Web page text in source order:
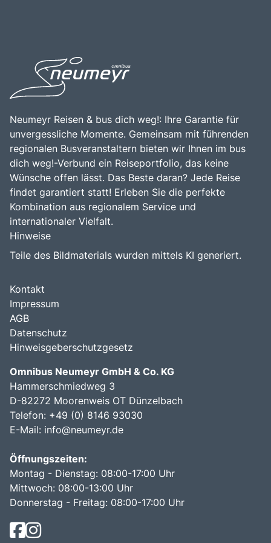
Kombination aus Kunst, Natur und interaktiven Erlebnissen
macht die Kristallwelten zu einem unvergesslichen
Erlebnis für die ganze Familie.
Swarovski Kristallwelten zu einem bereichernden Erlebnis
für alle, die die Faszination von Kristallen und Kunst
entdecken möchten.
Neumeyr Reisen & bus dich weg!: Ihre Garantie für
unvergessliche Momente. Gemeinsam mit führenden
regionalen Busveranstaltern bieten wir Ihnen im bus
dich weg!-Verbund ein Reiseportfolio, das keine
Wünsche offen lässt. Das Beste daran? Jede Reise
findet garantiert statt! Erleben Sie die perfekte
Kombination aus regionalem Service und
internationaler Vielfalt.
Hinweise
Teile des Bildmaterials wurden mittels KI generiert.
Kontakt
Impressum
AGB
Datenschutz
Hinweisgeberschutzgesetz
Omnibus Neumeyr GmbH & Co. KG
Hammerschmiedweg 3
D-82272 Moorenweis OT Dünzelbach
Telefon: +49 (0) 8146 93030
E-Mail: info@neumeyr.de
Öffnungszeiten:
Montag - Dienstag: 08:00-17:00 Uhr
Mittwoch: 08:00-13:00 Uhr
Donnerstag - Freitag: 08:00-17:00 Uhr